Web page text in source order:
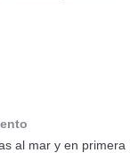
al mar y en primera